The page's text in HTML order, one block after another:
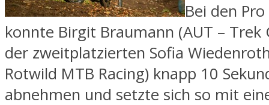
Bei den
konnte Birgit Braumann (AUT – Trek
der zweitplatzierten Sofia
Rotwild MTB Racing) knapp 10
abnehmen und setzte sich so mit